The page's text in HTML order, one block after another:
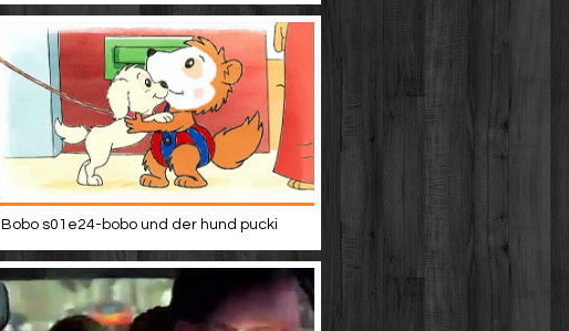
Bobo s01e24-bobo und der hund pucki